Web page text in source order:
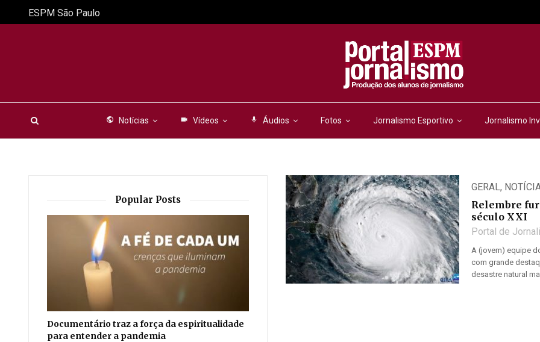
public Notícias videocam Vídeos mic Áudios Fotos Jornalismo Esportivo Jornalismo
ESPM São Paulo
GERAL,
Relembre
século XXI
Portal de
A (jovem) equipe
com grande
desastre natural
Popular Posts
Documentário traz a força da espiritualidade
para entender a pandemia